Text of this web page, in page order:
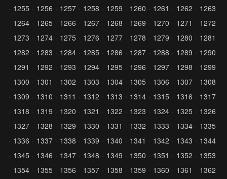
1255
1256 1257 1258 1259 1260 1261 1262
1263
1264
1265 1266 1267 1268 1269 1270 1271
1272
1273
1274 1275 1276 1277 1278 1279 1280
1281
1282
1283 1284 1285 1286 1287 1288 1289
1290
1291
1292 1293 1294 1295 1296 1297 1298
1299
1300
1301 1302 1303 1304 1305 1306 1307
1308
1309
1310 1311 1312 1313 1314 1315 1316
1317
1318
1319 1320 1321 1322 1323 1324 1325
1326
1327
1328 1329 1330 1331 1332 1333 1334
1335
1336
1337 1338 1339 1340 1341 1342 1343
1344
1345
1346 1347 1348 1349 1350 1351 1352
1353
1354
1355 1356 1357 1358 1359 1360 1361
1362